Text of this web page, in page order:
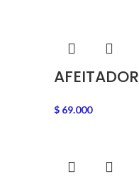
$ 69.000